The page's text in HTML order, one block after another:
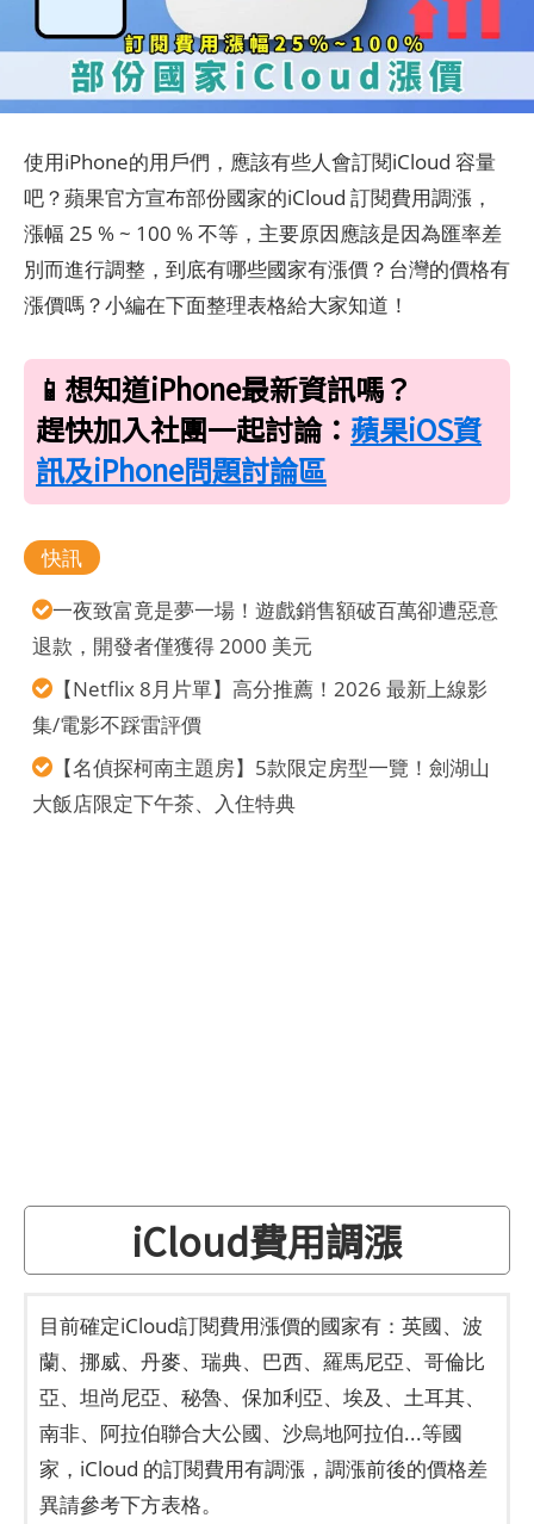
使用iPhone的用戶們，應該有些人會訂閱iCloud 容量
吧？蘋果官方宣布部份國家的iCloud 訂閱費用調漲，
漲幅 25 % ~ 100 % 不等，主要原因應該是因為匯率差
別而進行調整，到底有哪些國家有漲價？台灣的價格有
漲價嗎？小編在下面整理表格給大家知道！
📱想知道iPhone最新資訊嗎？
趕快加入社團一起討論： 蘋果iOS資
訊及iPhone問題討論區
快訊
一夜致富竟是夢一場！遊戲銷售額破百萬卻遭惡意
退款，開發者僅獲得 2000 美元
【Netflix 8月片單】高分推薦！2026 最新上線影
集/電影不踩雷評價
【名偵探柯南主題房】5款限定房型一覽！劍湖山
大飯店限定下午茶、入住特典
iCloud費用調漲
目前確定iCloud訂閱費用漲價的國家有：英國、波
蘭、挪威、丹麥、瑞典、巴西、羅馬尼亞、哥倫比
亞、坦尚尼亞、秘魯、保加利亞、埃及、土耳其、
南非、阿拉伯聯合大公國、沙烏地阿拉伯...等國
家，iCloud 的訂閱費用有調漲，調漲前後的價格差
異請參考下方表格。